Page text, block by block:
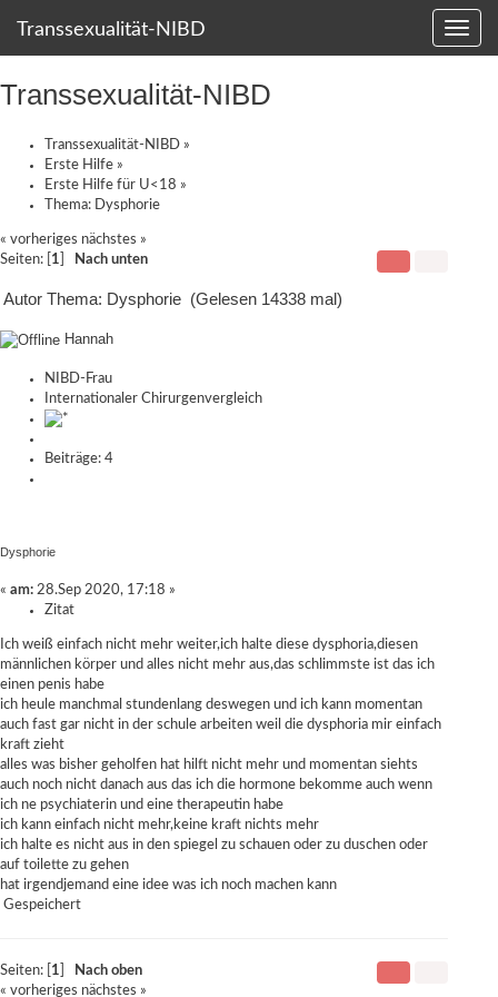
Transsexualität-NIBD
Transsexualität-NIBD
Transsexualität-NIBD »
Erste Hilfe »
Erste Hilfe für U<18 »
Thema: Dysphorie
« vorheriges nächstes »
Seiten: [ 1 Nach unten
Autor Thema: Dysphorie (Gelesen 14338 mal)
Hannah
NIBD-Frau
Internationaler Chirurgenvergleich
Beiträge: 4
Dysphorie
« am: 28.Sep 2020, 17:18 »
Zitat
Ich weiß einfach nicht mehr weiter,ich halte diese dysphoria,diesen
männlichen körper und alles nicht mehr aus,das schlimmste ist das ich
einen penis habe
ich heule manchmal stundenlang deswegen und ich kann momentan
auch fast gar nicht in der schule arbeiten weil die dysphoria mir einfach
kraft zieht
alles was bisher geholfen hat hilft nicht mehr und momentan siehts
auch noch nicht danach aus das ich die hormone bekomme auch wenn
ich ne psychiaterin und eine therapeutin habe
ich kann einfach nicht mehr,keine kraft nichts mehr
ich halte es nicht aus in den spiegel zu schauen oder zu duschen oder
auf toilette zu gehen
hat irgendjemand eine idee was ich noch machen kann
Gespeichert
Seiten: [ 1
Nach oben
« vorheriges nächstes »